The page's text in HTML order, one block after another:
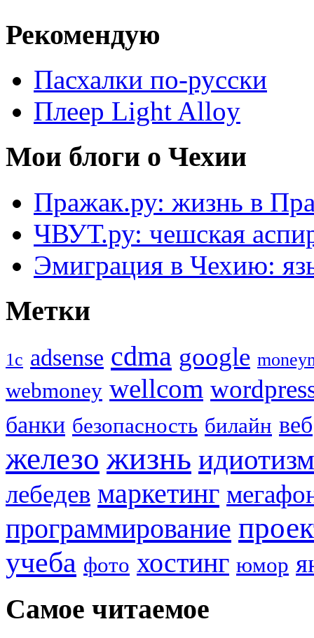
Рекомендую
Пасхалки по-русски
Плеер Light Alloy
Мои блоги о Чехии
Пражак.ру: жизнь в
ЧВУТ.ру: чешская
Эмиграция в Чехию:
Метки
1с adsense cdma google
webmoney wellcom
банки безопасность билайн веб
железо жизнь идиотизм
лебедев маркетинг
программирование
учеба фото хостинг юмор
Самое читаемое